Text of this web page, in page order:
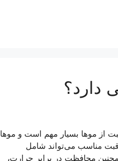
دارد؟
از موها بسیار مهم است و موها
مناسب می‌تواند شامل
محافظت در برابر حرارت،